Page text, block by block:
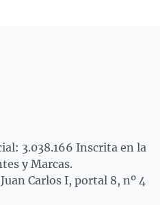
3.038.166 Inscrita en la
y Marcas.
Carlos I, portal 8, nº 4